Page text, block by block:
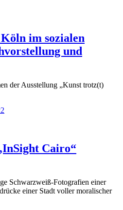
im sozialen
und
der Ausstellung „Kunst trotz(t)
Cairo“
Schwarzweiß-Fotografien einer
einer Stadt voller moralischer